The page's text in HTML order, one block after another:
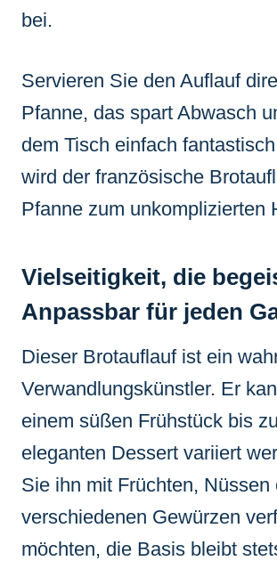
bei.
Servieren Sie den Auflauf
Pfanne, das spart Abwasch
dem Tisch einfach
wird der französische
Pfanne zum unkomplizierten
Vielseitigkeit, die
Anpassbar für jeden
Dieser Brotauflauf ist ein
Verwandlungskünstler. Er
einem süßen Frühstück bis
eleganten Dessert variiert
Sie ihn mit Früchten, Nüssen
verschiedenen Gewürzen
möchten, die Basis bleibt